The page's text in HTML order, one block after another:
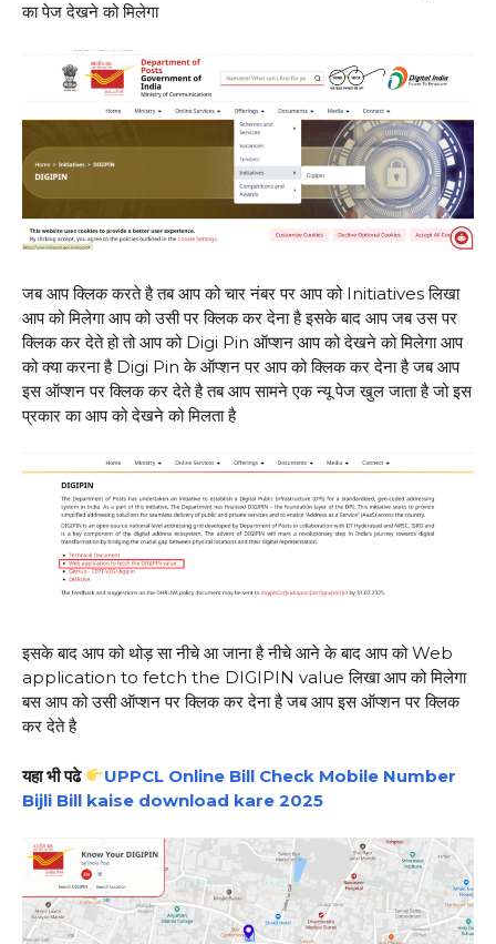
का पेज देखने को मिलेगा
जब आप क्लिक करते है तब आप को चार नंबर पर आप को Initiatives लिखा
आप को मिलेगा आप को उसी पर क्लिक कर देना है इसके बाद आप जब उस पर
क्लिक कर देते हो तो आप को Digi Pin ऑप्शन आप को देखने को मिलेगा आप
को क्या करना है Digi Pin के ऑप्शन पर आप को क्लिक कर देना है जब आप
इस ऑप्शन पर क्लिक कर देते है तब आप सामने एक न्यू पेज खुल जाता है जो इस
प्रकार का आप को देखने को मिलता है
इसके बाद आप को थोड़ सा नीचे आ जाना है नीचे आने के बाद आप को Web
application to fetch the DIGIPIN value लिखा आप को मिलेगा
बस आप को उसी ऑप्शन पर क्लिक कर देना है जब आप इस ऑप्शन पर क्लिक
कर देते है
यहा भी पढे
UPPCL Online Bill Check Mobile Number
Bijli Bill kaise download kare 2025